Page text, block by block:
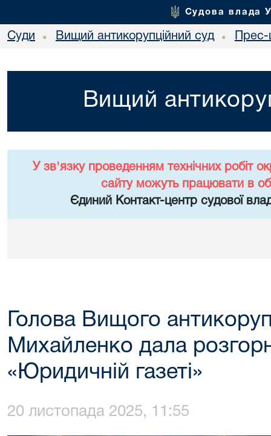
Судова влада
Суди • Вищий антикорупційний суд •
Вищий
У зв'язку проведенням технічних робіт
сайту можуть працювати в
Єдиний Контакт-центр судової
Голова Вищого
Михайленко дала
«Юридичній газеті»
20 листопада 2025, 11:55